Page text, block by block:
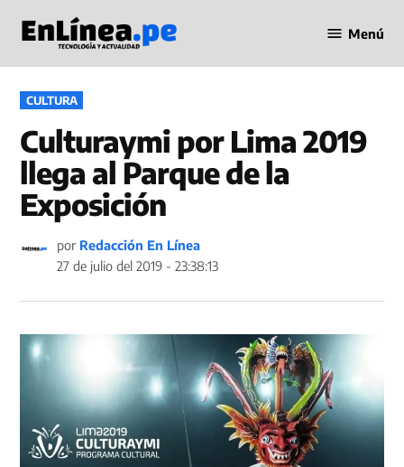
contenido
en Línea
Menú
PUBLICADO
EN
CULTURA
Culturaymi por Lima 2019
llega al Parque de la
Exposición
por Redacción En Línea
27 de julio del 2019 - 23:38:13